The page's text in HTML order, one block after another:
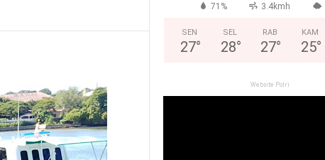
71% 3.4kmh
SEN
27°
SEL
28°
RAB
27°
KAM
25°
Website Polri